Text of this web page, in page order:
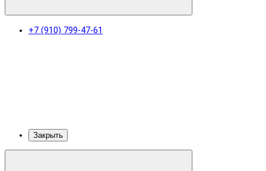
+7 (910) 799-47-61
Закрыть